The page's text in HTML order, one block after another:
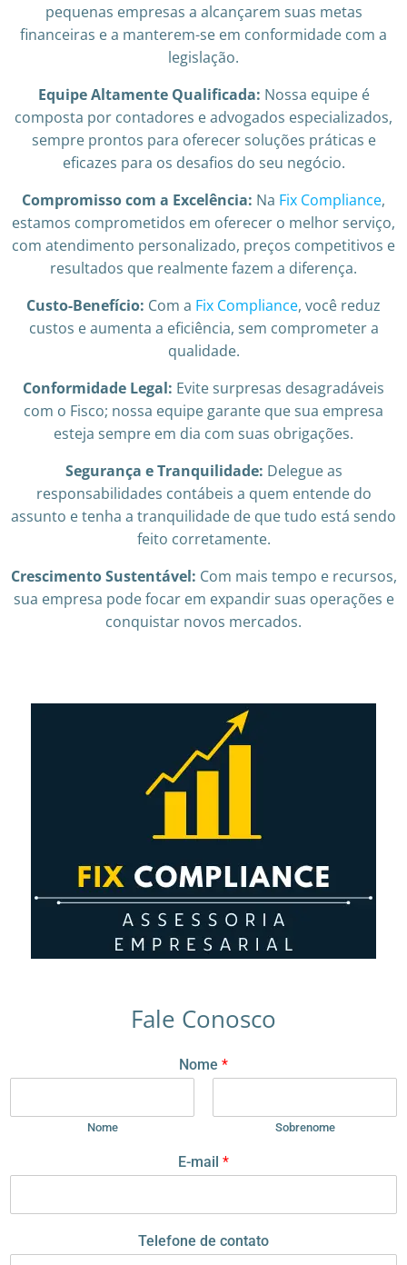
pequenas empresas a alcançarem suas metas
financeiras e a manterem-se em conformidade com a
legislação.
Equipe Altamente Qualificada: Nossa equipe é
composta por contadores e advogados especializados,
sempre prontos para oferecer soluções práticas e
eficazes para os desafios do seu negócio.
Compromisso com a Excelência: Na Fix Compliance,
estamos comprometidos em oferecer o melhor serviço,
com atendimento personalizado, preços competitivos e
resultados que realmente fazem a diferença.
Custo-Benefício: Com a Fix Compliance, você reduz
custos e aumenta a eficiência, sem comprometer a
qualidade.
Conformidade Legal: Evite surpresas desagradáveis
com o Fisco; nossa equipe garante que sua empresa
esteja sempre em dia com suas obrigações.
Segurança e Tranquilidade: Delegue as
responsabilidades contábeis a quem entende do
assunto e tenha a tranquilidade de que tudo está sendo
feito corretamente.
Crescimento Sustentável: Com mais tempo e recursos,
sua empresa pode focar em expandir suas operações e
conquistar novos mercados.
Fale Conosco
-
T
e
f
o
Nome *
Nome Sobrenome
E-mail *
Telefone de contato